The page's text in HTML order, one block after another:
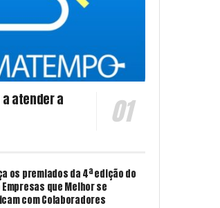
a atender a
os premiados da 4ª edição do
Empresas que Melhor se
com Colaboradores